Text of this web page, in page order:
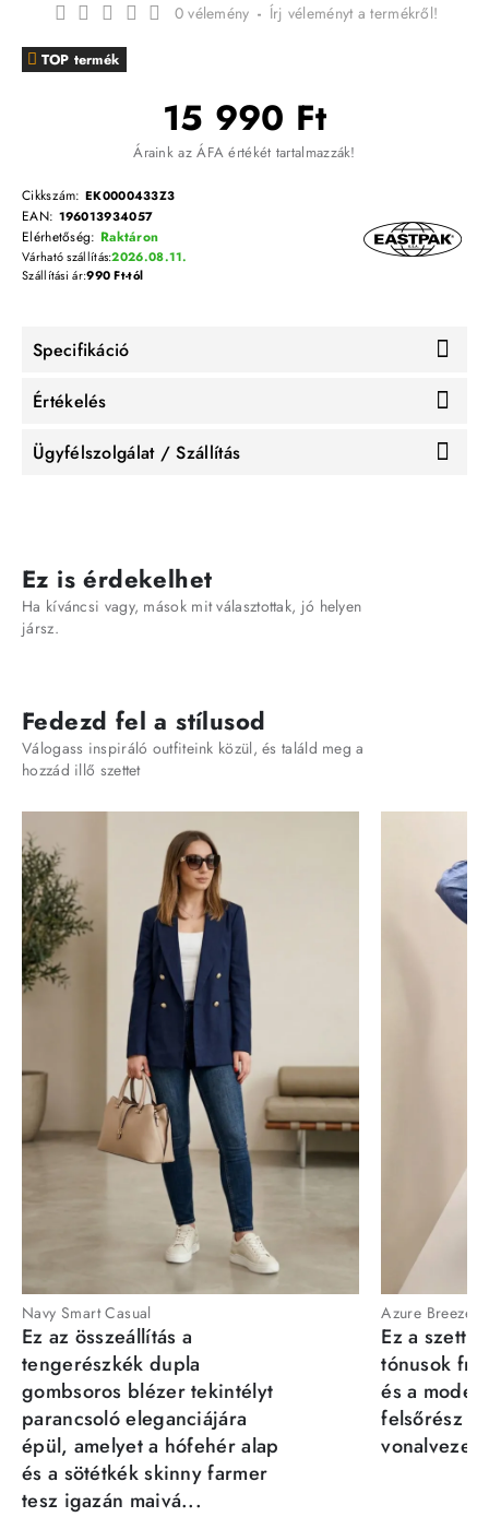
TOP termék
0 vélemény - Írj véleményt a termékről!
15 990 Ft
Áraink az ÁFA értékét tartalmazzák!
Cikkszám: EK0000433Z3
EAN: 196013934057
Elérhetőség: Raktáron
Várható szállítás:2026.08.11.
Szállítási ár:990 Ft-tól
Specifikáció
Értékelés
Ügyfélszolgálat / Szállítás
Ez is érdekelhet
Ha kíváncsi vagy, mások mit választottak, jó helyen
jársz.
Fedezd fel a stílusod
Válogass inspiráló outfiteink közül, és találd meg a
hozzád illő szettet
Navy Smart Casual
Ez az összeállítás a
tengerészkék dupla
gombsoros blézer tekintélyt
parancsoló eleganciájára
épül, amelyet a hófehér alap
és a sötétkék skinny farmer
tesz igazán maivá...
Azure Breeze
Ez a szett
tónusok
és a
felsőrész